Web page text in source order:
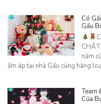
Có
Gấu
CHẤT
năm
ấm áp tại nhà Gấu cùng hàng
Team
Của